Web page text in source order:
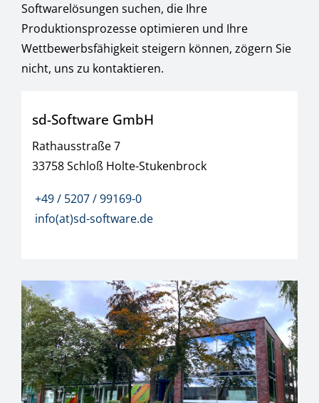
Softwarelösungen suchen, die Ihre
Produktionsprozesse optimieren und Ihre
Wettbewerbsfähigkeit steigern können, zögern Sie
nicht, uns zu kontaktieren.
sd-Software GmbH
Rathausstraße 7
33758 Schloß Holte-Stukenbrock
+49 / 5207 / 99169-0
info(at)sd-software.de